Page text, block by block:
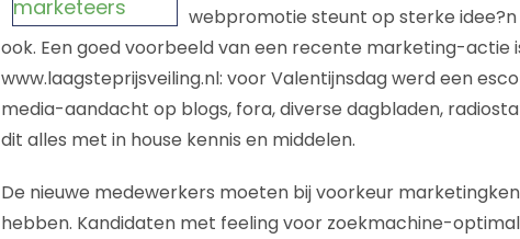
webpromotie steunt op sterke
ook. Een goed voorbeeld van een recente marketing-actie
www.laagsteprijsveiling.nl: voor Valentijnsdag werd een
media-aandacht op blogs, fora, diverse dagbladen,
dit alles met in house kennis en middelen.
De nieuwe medewerkers moeten bij voorkeur
hebben. Kandidaten met feeling voor zoekmachine-